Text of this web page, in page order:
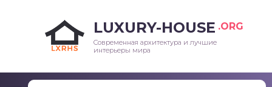
LUXURY-HOUSE .ORG
Современная архитектура и лучшие
интерьеры мира